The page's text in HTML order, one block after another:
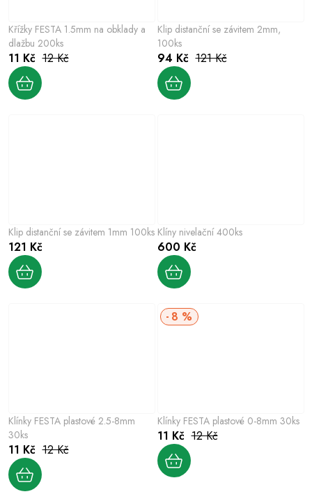
Křížky FESTA 1.5mm na obklady a
dlažbu 200ks
11 Kč 12 Kč
Klip distanční se závitem 2mm,
100ks
94 Kč 121 Kč
Klip distanční se závitem 1mm 100ks
121 Kč
Klíny nivelační 400ks
600 Kč
Klínky FESTA plastové 2.5-8mm
30ks
11 Kč 12 Kč
Klínky FESTA plastové 0-8mm 30ks
8 %
11 Kč 12 Kč